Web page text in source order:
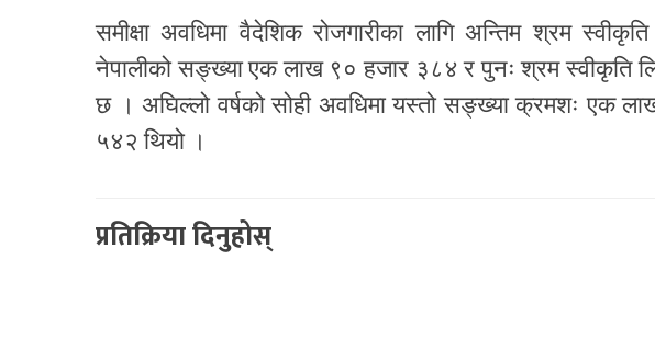
समीक्षा अवधिमा वैदेशिक रोजगारीका लागि अन्तिम श्रम
नेपालीको सङ्ख्या एक लाख ९० हजार ३८४ र पुनः श्रम स्वीकृति
छ । अघिल्लो वर्षको सोही अवधिमा यस्तो सङ्ख्या क्रमशः एक
५४२ थियो ।
प्रतिक्रिया दिनुहोस्